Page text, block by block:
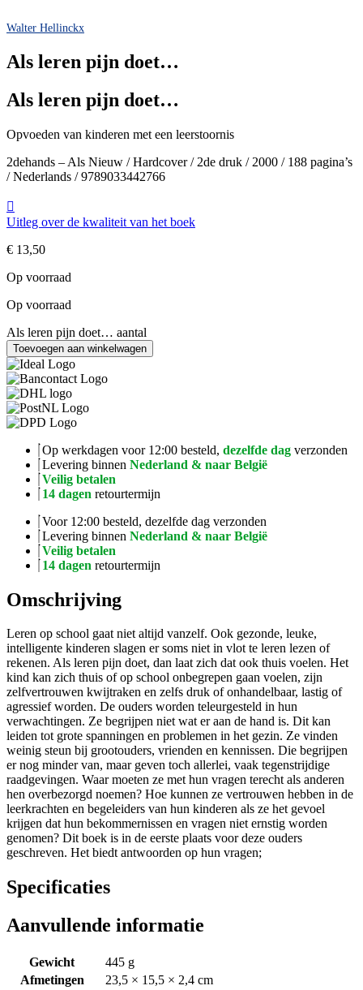
Walter Hellinckx
Als leren pijn doet…
Als leren pijn doet…
Opvoeden van kinderen met een leerstoornis
2dehands – Als Nieuw / Hardcover / 2de druk / 2000 / 188 pagina’s
/ Nederlands / 9789033442766
Uitleg over de kwaliteit van het boek
€ 13,50
Op voorraad
Op voorraad
Als leren pijn doet… aantal
Toevoegen aan winkelwagen
Op werkdagen voor 12:00 besteld, dezelfde dag verzonden
Levering binnen Nederland & naar België
Veilig betalen
14 dagen retourtermijn
Voor 12:00 besteld, dezelfde dag verzonden
Levering binnen Nederland & naar België
Veilig betalen
14 dagen retourtermijn
Omschrijving
Leren op school gaat niet altijd vanzelf. Ook gezonde, leuke,
intelligente kinderen slagen er soms niet in vlot te leren lezen of
rekenen. Als leren pijn doet, dan laat zich dat ook thuis voelen. Het
kind kan zich thuis of op school onbegrepen gaan voelen, zijn
zelfvertrouwen kwijtraken en zelfs druk of onhandelbaar, lastig of
agressief worden. De ouders worden teleurgesteld in hun
verwachtingen. Ze begrijpen niet wat er aan de hand is. Dit kan
leiden tot grote spanningen en problemen in het gezin. Ze vinden
weinig steun bij grootouders, vrienden en kennissen. Die begrijpen
er nog minder van, maar geven toch allerlei, vaak tegenstrijdige
raadgevingen. Waar moeten ze met hun vragen terecht als anderen
hen overbezorgd noemen? Hoe kunnen ze vertrouwen hebben in de
leerkrachten en begeleiders van hun kinderen als ze het gevoel
krijgen dat hun bekommernissen en vragen niet ernstig worden
genomen? Dit boek is in de eerste plaats voor deze ouders
geschreven. Het biedt antwoorden op hun vragen;
Specificaties
Aanvullende informatie
Gewicht
445 g
Afmetingen
23,5 × 15,5 × 2,4 cm